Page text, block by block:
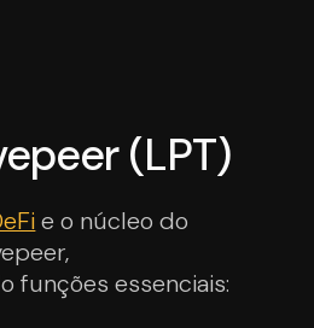
(LPT)
e o núcleo do
funções essenciais: